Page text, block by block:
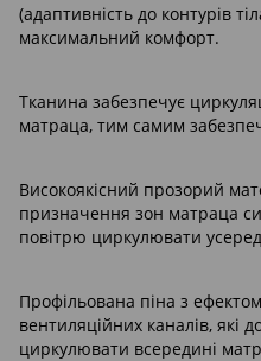
(адаптивність до контурів
максимальний комфорт.
Тканина забезпечує
матраца, тим самим
Високоякісний прозорий
призначення зон матраца
повітрю циркулювати
Профільована піна з
вентиляційних каналів, які
циркулювати всередині